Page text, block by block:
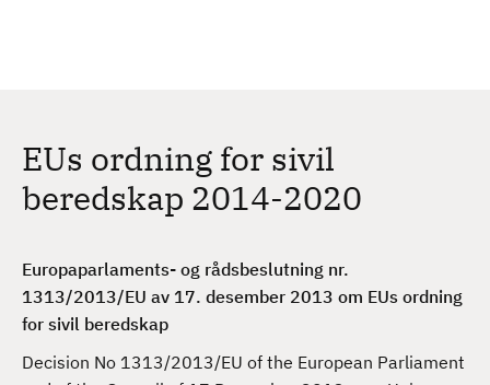
EUs ordning for sivil
beredskap 2014-2020
Europaparlaments- og rådsbeslutning nr.
1313/2013/EU av 17. desember 2013 om EUs ordning
for sivil beredskap
Decision No 1313/2013/EU of the European Parliament